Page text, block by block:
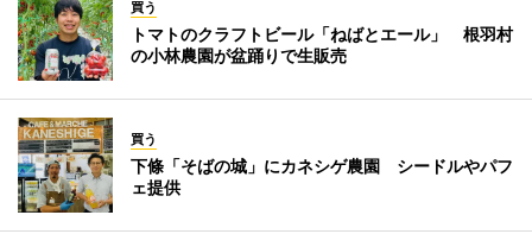
買う
トマトのクラフトビール「ねばとエール」 根羽村
の小林農園が盆踊りで生販売
買う
下條「そばの城」にカネシゲ農園 シードルやパフ
ェ提供